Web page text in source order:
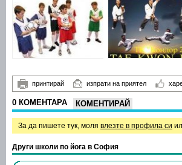
принтирай изпрати на приятел
0 КОМЕНТАРА КОМЕНТИРАЙ
За да пишете тук, моля влезте в профила си
Други школи по йога в София